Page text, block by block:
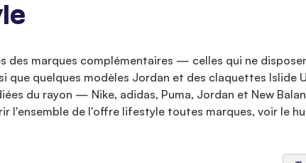
des marques complémentaires — celles qui ne
que quelques modèles Jordan et des claquettes Islide
du rayon — Nike, adidas, Puma, Jordan et New
l'ensemble de l'offre lifestyle toutes marques, voir le